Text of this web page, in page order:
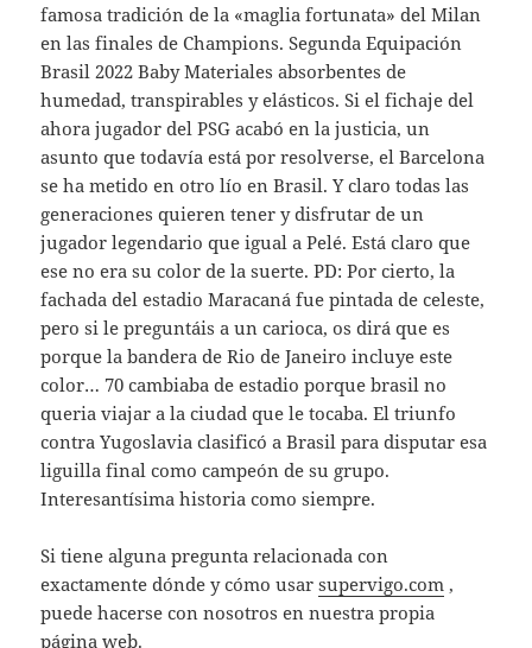
famosa tradición de la «maglia fortunata» del Milan
en las finales de Champions. Segunda Equipación
Brasil 2022 Baby Materiales absorbentes de
humedad, transpirables y elásticos. Si el fichaje del
ahora jugador del PSG acabó en la justicia, un
asunto que todavía está por resolverse, el Barcelona
se ha metido en otro lío en Brasil. Y claro todas las
generaciones quieren tener y disfrutar de un
jugador legendario que igual a Pelé. Está claro que
ese no era su color de la suerte. PD: Por cierto, la
fachada del estadio Maracaná fue pintada de celeste,
pero si le preguntáis a un carioca, os dirá que es
porque la bandera de Rio de Janeiro incluye este
color… 70 cambiaba de estadio porque brasil no
queria viajar a la ciudad que le tocaba. El triunfo
contra Yugoslavia clasificó a Brasil para disputar esa
liguilla final como campeón de su grupo.
Interesantísima historia como siempre.
Si tiene alguna pregunta relacionada con
exactamente dónde y cómo usarsupervigo.com ,
puede hacerse con nosotros en nuestra propia
página web.